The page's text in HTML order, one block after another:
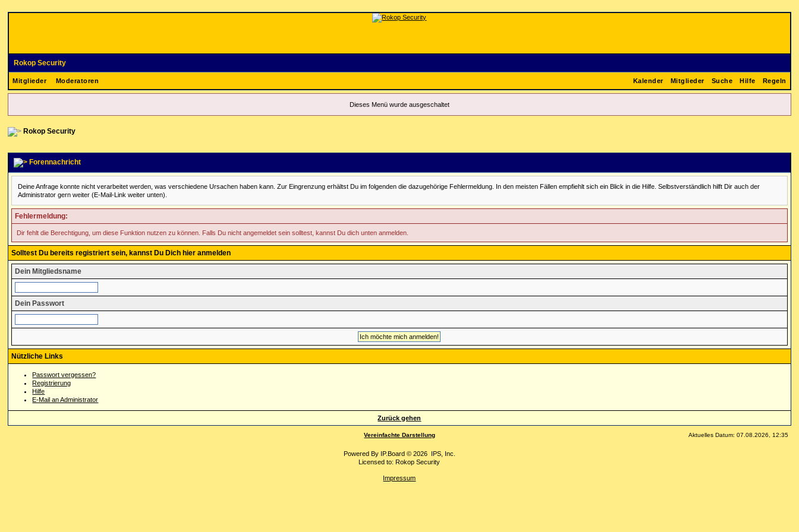
Rokop Security
Mitglieder Moderatoren Regeln
Hilfe
Suche
Mitglieder
Kalender
Dieses Menü wurde ausgeschaltet
Rokop Security
Forennachricht
Deine Anfrage konnte nicht verarbeitet werden, was verschiedene Ursachen haben kann. Zur Eingrenzung erhältst Du im folgenden die dazugehörige Fehlermeldung. In den meisten Fällen empfiehlt sich ein Blick in die Hilfe. Selbstverständlich hilft Dir auch der
Administrator gern weiter (E-Mail-Link weiter unten).
Fehlermeldung:
Dir fehlt die Berechtigung, um diese Funktion nutzen zu können. Falls Du nicht angemeldet sein solltest, kannst Du dich unten anmelden.
Solltest Du bereits registriert sein, kannst Du Dich hier anmelden
Dein Mitgliedsname
Dein Passwort
Nützliche Links
Passwort vergessen?
Registrierung
Hilfe
E-Mail an Administrator
Zurück gehen
Vereinfachte Darstellung Aktuelles Datum: 07.08.2026, 12:35
Powered By IP.Board© 2026 IPS, Inc
Licensed to: Rokop Security
Impressum